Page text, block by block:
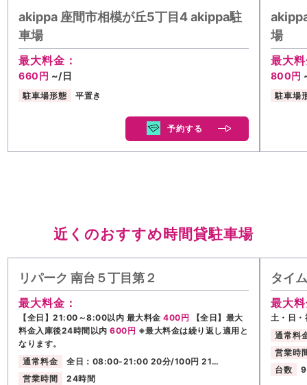
akippa 座間市相模が丘5丁目4 akippa駐
車場
最大料金：
660円 ~/日
駐車場形態 平置き
予約する
場
最大
800円
駐車場
近くのおすすめ時間貸駐車場
リパーク 南台５丁目第２
最大料金：
【全日】21:00～8:00以内 最大料金400円
【全日】最大
料金入庫後24時間以内600円 ※最大料金は繰り返し適用と
なります。
通常料金
全日：08:00-21:00 20分/100円 21…
営業時間
24時間
タイ
最大
土・日
通常料
営業時
台数